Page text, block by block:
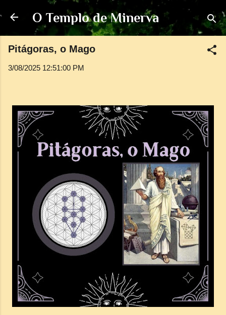
Pular para o conteúdo principal
O Templo de Minerva
Pitágoras, o Mago
3/08/2025 12:51:00 PM